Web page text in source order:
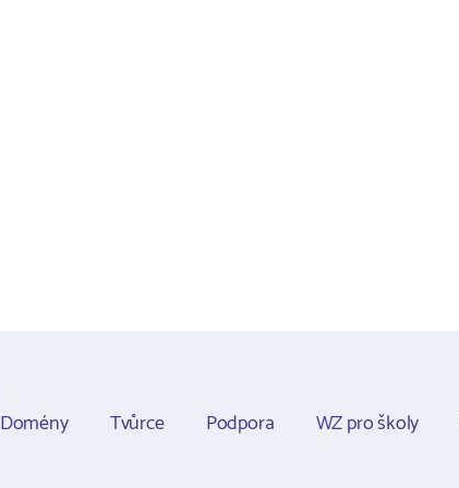
Domény Tvůrce Podpora WZ pro školy